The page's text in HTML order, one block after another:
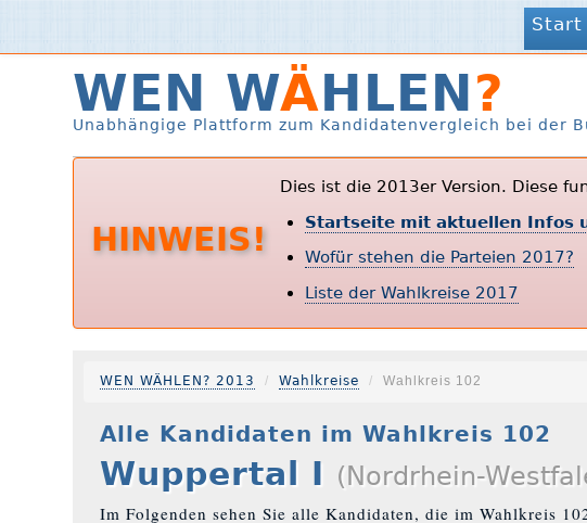
Start
WEN WÄHLEN?
Unabhängige Plattform zum Kandidatenvergleich bei der
HINWEIS!
Dies ist die 2013er Version. Diese
Startseite mit aktuellen Infos
Wofür stehen die Parteien 2017?
Liste der Wahlkreise 2017
WEN WÄHLEN? 2013 Wahlkreise Wahlkreis 102
Alle Kandidaten im Wahlkreis 102
Wuppertal I (Nordrhein-
Im Folgenden sehen Sie alle Kandidaten, die im Wahlkreis